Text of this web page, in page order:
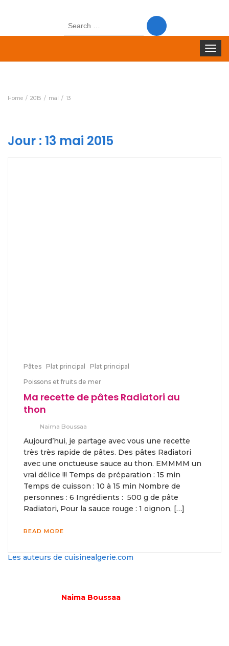
Search
Toggle
Home 2015 mai 13
Jour : 13 mai 2015
Pâtes Plat principal
Plat principal
Poissons et fruits de mer
Ma recette de pâtes Radiatori au
thon
Naima Boussaa
Aujourd’hui, je partage avec vous une recette
très très rapide de pâtes. Des pâtes Radiatori
avec une onctueuse sauce au thon. EMMMM un
vrai délice !!! Temps de préparation : 15 min
Temps de cuisson : 10 à 15 min Nombre de
personnes : 6 Ingrédients : 500 g de pâte
Radiatori, Pour la sauce rouge : 1 oignon, […]
READ MORE
Les auteurs de cuisinealgerie.com
Naima Boussaa